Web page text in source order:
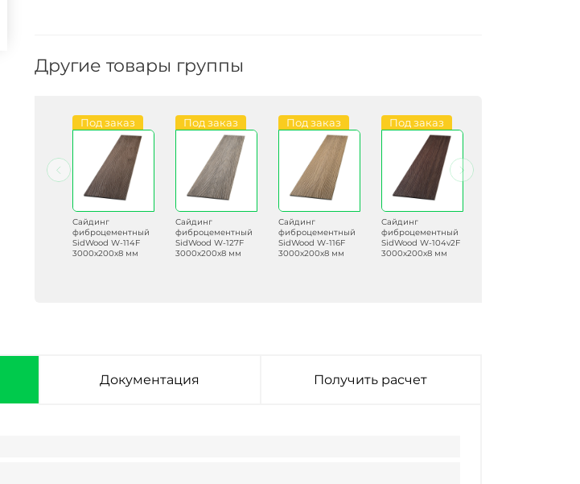
Другие товары группы
Под заказ
Сайдинг
фиброцементный
SidWood W-114F
3000х200х8 мм
Под заказ
Сайдинг
фиброцементный
SidWood W-127F
3000х200х8 мм
Под заказ
Сайдинг
фиброцементный
SidWood W-116F
3000х200х8 мм
Под заказ
Сайдинг
фиброцементный
SidWood W-104v2F
3000х200х8 мм
Документация Получить расчет